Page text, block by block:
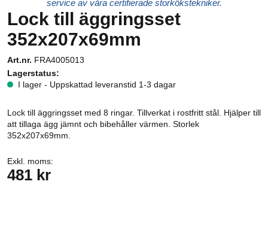
service av våra certifierade storkökstekniker.
Lock till äggringsset
352x207x69mm
Art.nr. FRA4005013
Lagerstatus:
I lager - Uppskattad leveranstid 1-3 dagar
Lock till äggringsset med 8 ringar. Tillverkat i rostfritt stål. Hjälper till
att tillaga ägg jämnt och bibehåller värmen. Storlek
352x207x69mm.
Exkl. moms:
481 kr